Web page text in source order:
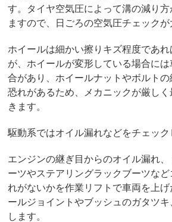
す。タイヤ空気圧によって溝の減り方
ますので、日ごろの空気圧チェックが
ホイールは細かい擦りキズ程度であ
が、ホイールが変形している場合に
合があり、ホイールナットやボルト
恐れがあるため、メカニックが厳し
きます。
駆動系ではオイル漏れなどをチェック
エンジンの継ぎ目からのオイル漏れ
ーツやステアリングラックブーツな
れがないかを作業リフトで車両を上
ールジョイントやブッシュのガタツ
します。